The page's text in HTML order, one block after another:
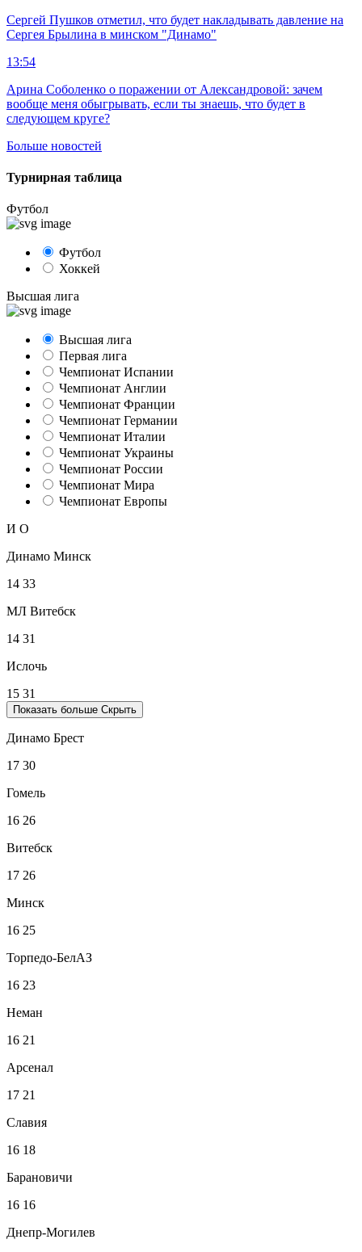
Сергей Пушков отметил, что будет накладывать давление на
Сергея Брылина в минском "Динамо"
13:54
Арина Соболенко о поражении от Александровой: зачем
вообще меня обыгрывать, если ты знаешь, что будет в
следующем круге?
Больше новостей
Турнирная таблица
Футбол
Футбол
Хоккей
Высшая лига
Высшая лига
Первая лига
Чемпионат Испании
Чемпионат Англии
Чемпионат Франции
Чемпионат Германии
Чемпионат Италии
Чемпионат Украины
Чемпионат России
Чемпионат Мира
Чемпионат Европы
И О
Динамо Минск
14 33
МЛ Витебск
14 31
Ислочь
15 31
Показать больше Скрыть
Динамо Брест
17 30
Гомель
16 26
Витебск
17 26
Минск
16 25
Торпедо-БелАЗ
16 23
Неман
16 21
Арсенал
17 21
Славия
16 18
Барановичи
16 16
Днепр-Могилев